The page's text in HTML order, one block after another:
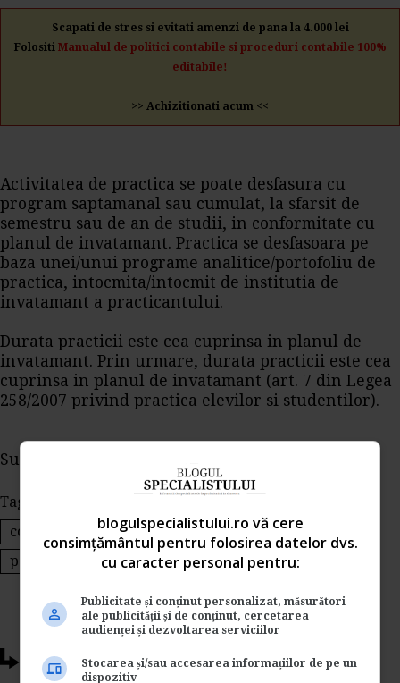
Scapati de stres si evitati amenzi de pana la 4.000 lei
Folositi Manualul de politici contabile si proceduri contabile 100%
editabile!
>> Achizitionati acum <<
Activitatea de practica se poate desfasura cu
program saptamanal sau cumulat, la sfarsit de
semestru sau de an de studii, in conformitate cu
planul de invatamant. Practica se desfasoara pe
baza unei/unui programe analitice/portofoliu de
practica, intocmita/intocmit de institutia de
invatamant a practicantului.
Durata practicii este cea cuprinsa in planul de
invatamant. Prin urmare, durata practicii este cea
cuprinsa in planul de invatamant (art. 7 din Legea
258/2007 privind practica elevilor si studentilor).
Sursa: www.portalcodulmuncii.ro
Tags:
contract invidiual de munca pe durata determinata
portofoliu de practica
Ti-a placut acest articol?
blogulspecialistului.ro vă cere
consimțământul pentru folosirea datelor dvs.
cu caracter personal pentru:
Publicitate și conținut personalizat, măsurători
ale publicității și de conținut, cercetarea
audienței și dezvoltarea serviciilor
Stocarea și/sau accesarea informațiilor de pe un
dispozitiv